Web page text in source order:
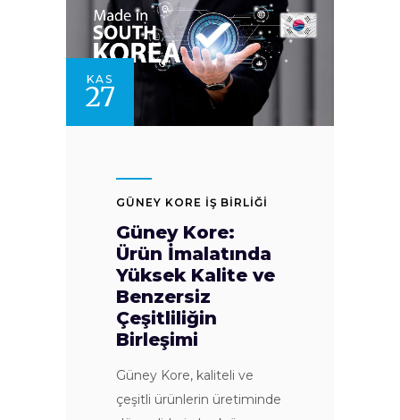
KAS
27
GÜNEY KORE İŞ BİRLİĞİ
Güney Kore:
Ürün İmalatında
Yüksek Kalite ve
Benzersiz
Çeşitliliğin
Birleşimi
Güney Kore, kaliteli ve
çeşitli ürünlerin üretiminde